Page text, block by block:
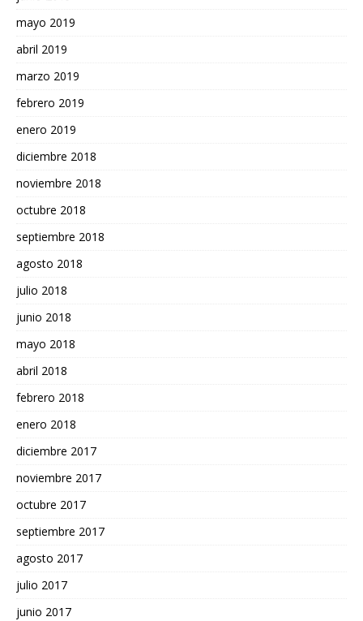
mayo 2019
abril 2019
marzo 2019
febrero 2019
enero 2019
diciembre 2018
noviembre 2018
octubre 2018
septiembre 2018
agosto 2018
julio 2018
junio 2018
mayo 2018
abril 2018
febrero 2018
enero 2018
diciembre 2017
noviembre 2017
octubre 2017
septiembre 2017
agosto 2017
julio 2017
junio 2017